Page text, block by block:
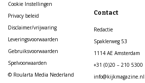
Cookie Instellingen
Privacy beleid
Disclaimer/vrijwaring
Leveringsvoorwaarden
Gebruiksvoorwaarden
Spelvoorwaarden
© Roularta Media Nederland
Contact
Redactie
Spaklerweg 53
1114 AE Amsterdam
+31 (0)20 – 210 5300
info@kijkmagazine.nl